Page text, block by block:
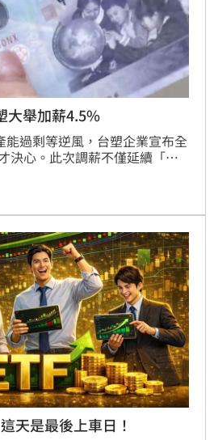
大舉加薪4.5%
能過剩等逆風，台塑企業宣布全
決心。此次調薪不僅延續「不
台北儲備幹部起薪亦創下十年
壓力，仍堅持以實質薪酬回饋員
，在市場挑戰中強化營運韌性，
堅實根基，展現幸福企業的永續
天是最後上車日！